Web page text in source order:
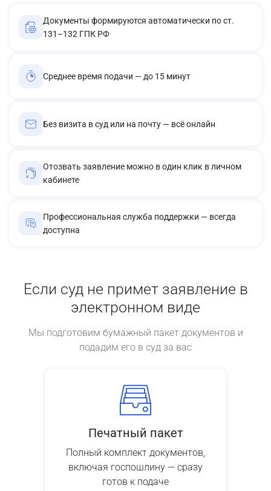
Документы формируются автоматически по ст.
131–132 ГПК РФ
Среднее время подачи — до 15 минут
Без визита в суд или на почту — всё онлайн
Отозвать заявление можно в один клик в личном
кабинете
Профессиональная служба поддержки — всегда
доступна
Если суд не примет заявление в
электронном виде
Мы подготовим бумажный пакет документов и
подадим его в суд за вас
Печатный пакет
Полный комплект документов,
включая госпошлину — сразу
готов к подаче